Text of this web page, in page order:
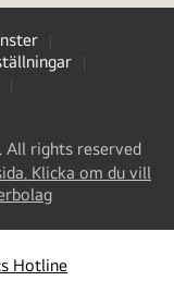
rights reserved
Klicka om du vill
(
a
new
tab
Hotline